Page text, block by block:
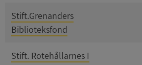
Stift.Grenanders
Biblioteksfond
Stift. Rotehållarnes I